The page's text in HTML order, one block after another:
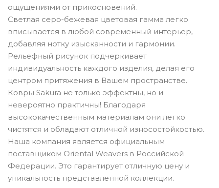
ощущениями от прикосновений.
Светлая серо-бежевая цветовая гамма легко
вписывается в любой современный интерьер,
добавляя нотку изысканности и гармонии.
Рельефный рисунок подчеркивает
индивидуальность каждого изделия, делая его
центром притяжения в Вашем пространстве.
Ковры Sakura не только эффектны, но и
невероятно практичны! Благодаря
высококачественным материалам они легко
чистятся и обладают отличной износостойкостью.
Наша компания является официальным
поставщиком Oriental Weavers в Российской
Федерации. Это гарантирует отличную цену и
уникальность представленной коллекции.